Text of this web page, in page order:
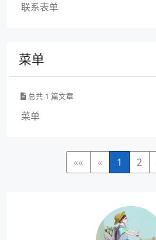
联系表单
菜单
总共 1 篇文章
菜单
«« « 1 2